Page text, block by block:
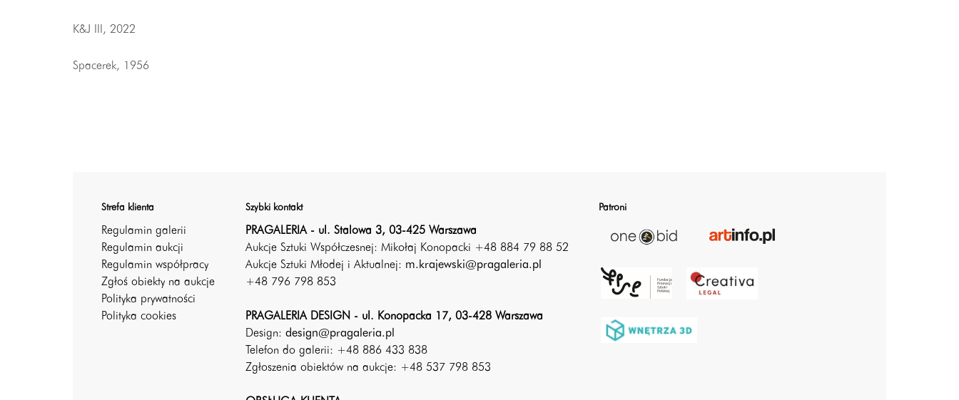
K&J III, 2022
Spacerek, 1956
Strefa klienta
Regulamin galerii
Regulamin aukcji
Regulamin współpracy
Zgłoś obiekty na aukcje
Polityka prywatności
Polityka cookies
Szybki kontakt
PRAGALERIA - ul. Stalowa 3, 03-425 Warszawa
Aukcje Sztuki Współczesnej: Mikołaj Konopacki +48 884 79 88 52
Aukcje Sztuki Młodej i Aktualnej: m.krajewski@pragaleria.pl
+48 796 798 853
PRAGALERIA DESIGN - ul. Konopacka 17, 03-428 Warszawa
Design: design@pragaleria.pl
Telefon do galerii: +48 886 433 838
Zgłoszenia obiektów na aukcje: +48 537 798 853
Patroni